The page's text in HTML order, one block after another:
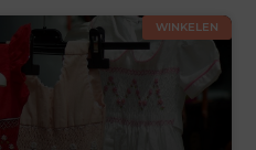
WINKELEN